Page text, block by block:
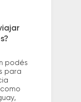
podés
para